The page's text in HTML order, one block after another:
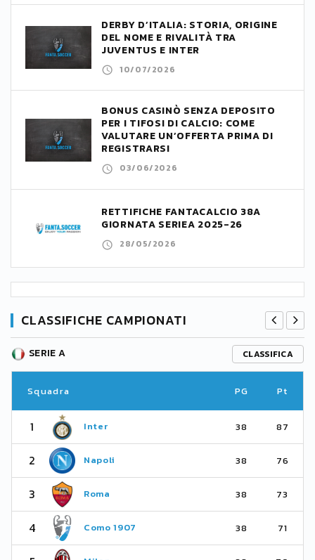
DERBY D’ITALIA: STORIA, ORIGINE
DEL NOME E RIVALITÀ TRA
JUVENTUS E INTER
10/07/2026
BONUS CASINÒ SENZA DEPOSITO
PER I TIFOSI DI CALCIO: COME
VALUTARE UN’OFFERTA PRIMA DI
REGISTRARSI
03/06/2026
RETTIFICHE FANTACALCIO 38A
GIORNATA SERIEA 2025-26
28/05/2026
CLASSIFICHE CAMPIONATI
SERIE A CLASSIFICA
Squadra PG Pt
1 Inter 38 87
2 Napoli 38 76
3 Roma 38 73
4 Como 1907 38 71